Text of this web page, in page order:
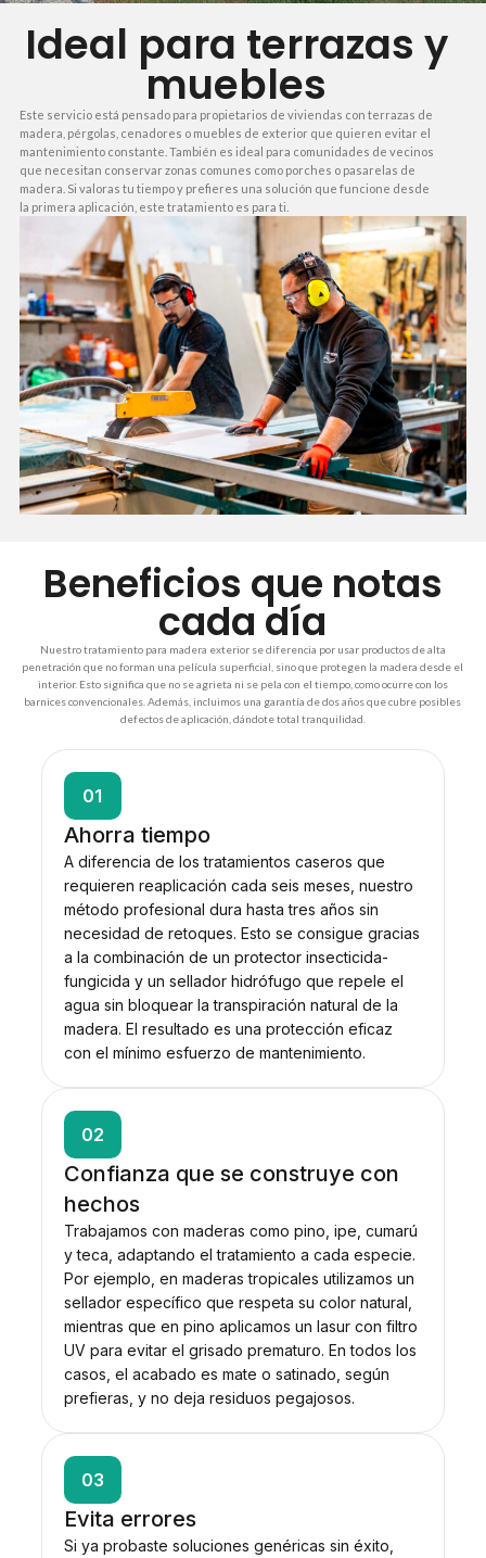
Ideal para terrazas y
muebles
Este servicio está pensado para propietarios de viviendas con terrazas de
madera, pérgolas, cenadores o muebles de exterior que quieren evitar el
mantenimiento constante. También es ideal para comunidades de vecinos
que necesitan conservar zonas comunes como porches o pasarelas de
madera. Si valoras tu tiempo y prefieres una solución que funcione desde
la primera aplicación, este tratamiento es para ti.
Beneficios que notas
cada día
Nuestro tratamiento para madera exterior se diferencia por usar productos de alta
penetración que no forman una película superficial, sino que protegen la madera desde el
interior. Esto significa que no se agrieta ni se pela con el tiempo, como ocurre con los
barnices convencionales. Además, incluimos una garantía de dos años que cubre posibles
defectos de aplicación, dándote total tranquilidad.
01
Ahorra tiempo
A diferencia de los tratamientos caseros que
requieren reaplicación cada seis meses, nuestro
método profesional dura hasta tres años sin
necesidad de retoques. Esto se consigue gracias
a la combinación de un protector insecticida-
fungicida y un sellador hidrófugo que repele el
agua sin bloquear la transpiración natural de la
madera. El resultado es una protección eficaz
con el mínimo esfuerzo de mantenimiento.
02
Confianza que se construye con
hechos
Trabajamos con maderas como pino, ipe, cumarú
y teca, adaptando el tratamiento a cada especie.
Por ejemplo, en maderas tropicales utilizamos un
sellador específico que respeta su color natural,
mientras que en pino aplicamos un lasur con filtro
UV para evitar el grisado prematuro. En todos los
casos, el acabado es mate o satinado, según
prefieras, y no deja residuos pegajosos.
03
Evita errores
Si ya probaste soluciones genéricas sin éxito,